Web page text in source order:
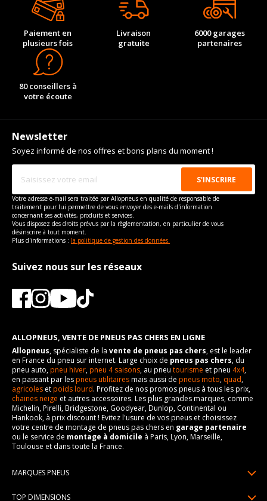
Paiement en
plusieurs fois
Livraison
gratuite
6000 garages
partenaires
80 conseillers à
votre écoute
Newsletter
Soyez informé de nos offres et bons plans du moment !
Votre adresse e-mail sera traitée par Allopneus en qualité de responsable de
traitement pour lui permettre de vous envoyer des e-mails d'information
concernant ses activités, produits et services.
Vous disposez des droits prévus par la règlementation, en particulier de vous
désinscrire à tout moment.
Plus d'informations : la politique de gestion des données.
Suivez nous sur les réseaux
ALLOPNEUS, VENTE DE PNEUS PAS CHERS EN LIGNE
Allopneus, spécialiste de la vente de pneus pas chers, est le leader
en France du pneu sur internet. Large choix de pneus pas chers, du
pneu auto,pneu hiver,pneu 4 saisons, au pneu tourisme et pneu 4x4,
en passant par lespneus utilitairesmais aussi de pneus moto, quad,
agricoles etpoids lourd. Profitez de nos promos pneus à tous les prix,
chaines neige et autres accessoires. Les plus grandes marques, comme
Michelin, Pirelli, Bridgestone, Goodyear, Dunlop, Continental ou
Hankook, à prix discount ! Evitez l'usure de vos pneus et choisissez
votre centre de montage de pneus pas chers en garage partenaire
ou le service de montage à domicile à Paris, Lyon, Marseille,
Toulouse et dans toute la France.
MARQUES PNEUS
TOP DIMENSIONS